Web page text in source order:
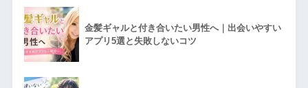
金髪ギャルと付き合いたい男性へ｜出会いやすい
アプリ5選と失敗しないコツ